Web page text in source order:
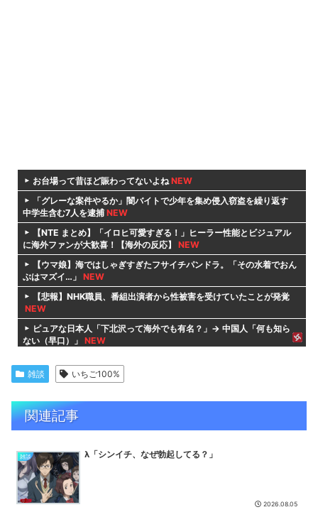
お台場って昔ほど賑わってないよね NEW
「グレーな案件やるか」闇バイトで少年を集め侵入窃盗を繰り返す
中学生含む7人を逮捕 NEW
【NTE まとめ】「イロヒ可愛すぎる！」ヒーラー性能とビジュアル
に海外ファンが大歓喜！【海外の反応】
NEW
【ウマ娘】海ではしゃぎすぎたフサイチパンドラ。「その水着でおん
ぶはマズイ…」
NEW
【悲報】NHK職員、番組出演者から性被害を受けていたことが発覚
NEW
ピュアな日本人「下北沢って海外でも有名？」→ 中国人「何も知ら
ない（早口）」
NEW
やつｗｗｗｗｗ NEW
【NTE まとめ】「爆釣」イベント開幕でシティスタミナ消化が一瞬
に！？神イベ到来に歓喜するスレ民の反応まとめ
入金を銀行に拒否され受け取れず、多額の納税義務だけが残り絶...
NEW
【ウマ娘】ポッケはバニースーツとかすごい似合うと思ってる
雑談 いちご100%
関連記事
雑談 λ「シンイチ、なぜ勃起してる？」
2026.08.05